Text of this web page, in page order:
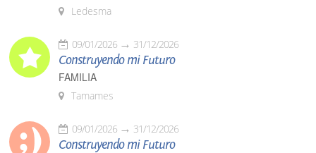
Ledesma
09/01/2026 31/12/2026
Construyendo mi Futuro
FAMILIA
Tamames
09/01/2026 31/12/2026
Construyendo mi Futuro